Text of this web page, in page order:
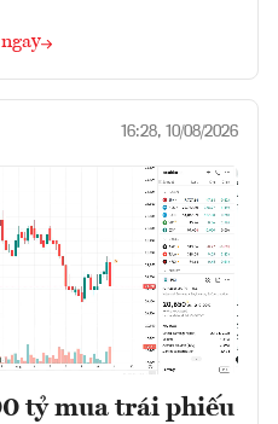
16:28, 10/08/2026
tỷ mua trái phiếu